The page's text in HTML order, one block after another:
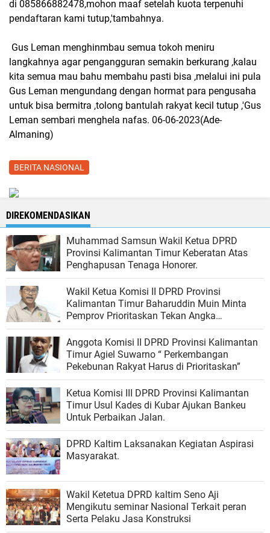
di 085866882478,mohon maaf setelah kuota terpenuhi
pendaftaran kami tutup,'tambahnya.
Gus Leman menghinmbau semua tokoh meniru
langkahnya agar pengangguran semakin berkurang ,kalau
kita semua mau bahu membahu pasti bisa ,melalui ini pula
Gus Leman mengundang dengan hormat para pengusaha
untuk bisa bermitra ,tolong bantulah rakyat kecil tutup ,'Gus
Leman sembari menghela nafas. 06-06-2023(Ade-
Almaning)
BERITA NASIONAL
DIREKOMENDASIKAN
Muhammad Samsun Wakil Ketua DPRD
Provinsi Kalimantan Timur Keberatan Atas
Penghapusan Tenaga Honorer.
Wakil Ketua Komisi II DPRD Provinsi
Kalimantan Timur Baharuddin Muin Minta
Pemprov Prioritaskan Tekan Angka
Pengangguran.
Anggota Komisi II DPRD Provinsi Kalimantan
Timur Agiel Suwarno “ Perkembangan
Pekebunan Rakyat Harus di Prioritaskan”
Ketua Komisi III DPRD Provinsi Kalimantan
Timur Usul Kades di Kubar Ajukan Bankeu
Untuk Perbaikan Jalan.
DPRD Kaltim Laksanakan Kegiatan Aspirasi
Masyarakat.
Wakil Ketetua DPRD kaltim Seno Aji
Mengikutu seminar Nasional Terkait peran
Serta Pelaku Jasa Konstruksi